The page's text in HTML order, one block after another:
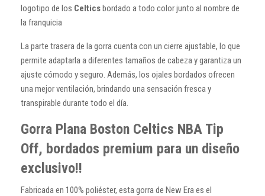
logotipo de los Celticsbordado a todo color junto al nombre de
la franquicia
La parte trasera de la gorra cuenta con un cierre ajustable, lo que
permite adaptarla a diferentes tamaños de cabeza y garantiza un
ajuste cómodo y seguro. Además, los ojales bordados ofrecen
una mejor ventilación, brindando una sensación fresca y
transpirable durante todo el día.
Gorra Plana Boston Celtics NBA Tip
Off, bordados premium para un diseño
exclusivo!!
Fabricada en 100% poliéster, esta gorra de New Era es el